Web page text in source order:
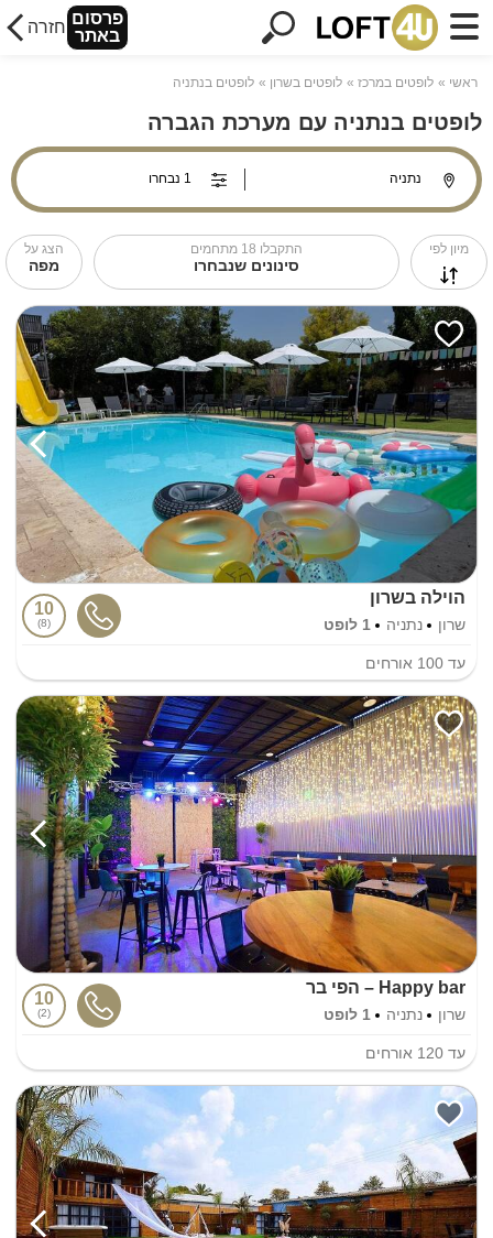
פרסום
באתר חזרה
ראשי לופטים במרכז לופטים בשרון לופטים בנתניה
לופטים בנתניה עם מערכת הגברה
מיון לפי התקבלו 18 מתחמים
סינונים שנבחרו
הצג על
מפה
הוילה בשרון
שרון נתניה 1 לופט
10
8
עד 100 אורחים
Happy bar – הפי בר
שרון נתניה 1 לופט
10
2
עד 120 אורחים